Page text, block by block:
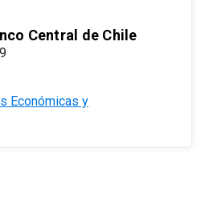
Central de Chile
Económicas y